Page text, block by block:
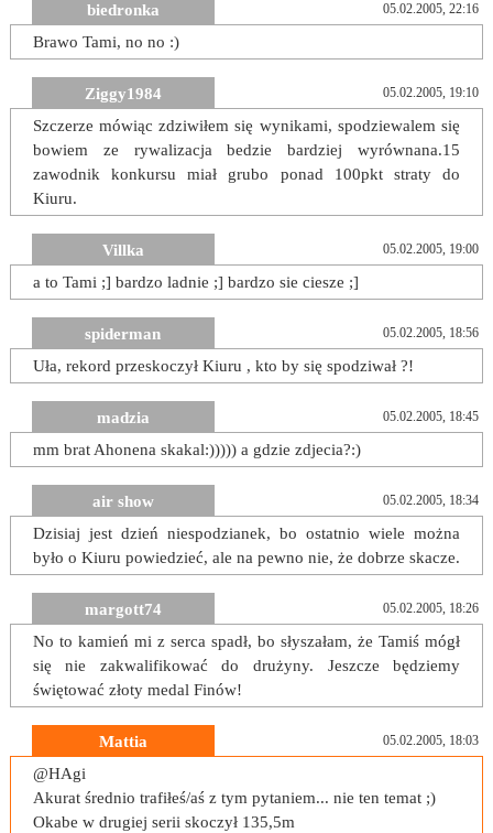
biedronka 05.02.2005, 22:16
Brawo Tami, no no :)
Ziggy1984 05.02.2005, 19:10
Szczerze mówiąc zdziwiłem się wynikami, spodziewalem się
bowiem ze rywalizacja bedzie bardziej wyrównana.15
zawodnik konkursu miał grubo ponad 100pkt straty do
Kiuru.
Villka 05.02.2005, 19:00
a to Tami ;] bardzo ladnie ;] bardzo sie ciesze ;]
spiderman 05.02.2005, 18:56
Uła, rekord przeskoczył Kiuru , kto by się spodziwał ?!
madzia 05.02.2005, 18:45
mm brat Ahonena skakal:))))) a gdzie zdjecia?:)
air show 05.02.2005, 18:34
Dzisiaj jest dzień niespodzianek, bo ostatnio wiele można
było o Kiuru powiedzieć, ale na pewno nie, że dobrze skacze.
margott74 05.02.2005, 18:26
No to kamień mi z serca spadł, bo słyszałam, że Tamiś mógł
się nie zakwalifikować do drużyny. Jeszcze będziemy
świętować złoty medal Finów!
Mattia 05.02.2005, 18:03
@HAgi
Akurat średnio trafiłeś/aś z tym pytaniem... nie ten temat ;)
Okabe w drugiej serii skoczył 135,5m